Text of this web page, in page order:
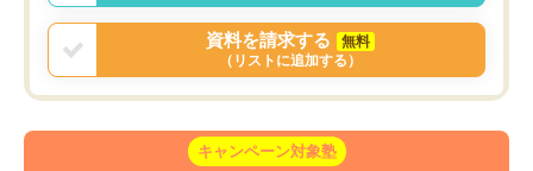
資料を請求する
無料
（リストに追加する）
キャンペーン対象塾